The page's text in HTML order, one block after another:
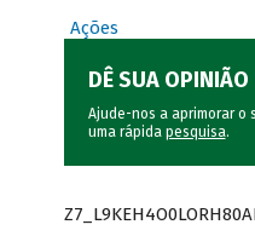
Ações
DÊ SUA OPINIÃO
Ajude-nos a aprimorar o
uma rápida pesquisa.